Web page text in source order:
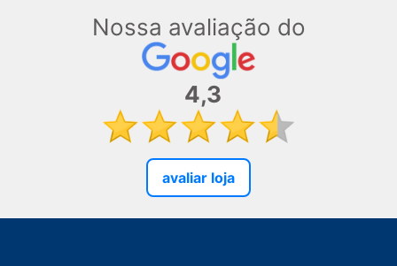
Nossa avaliação do
4,3
avaliar loja